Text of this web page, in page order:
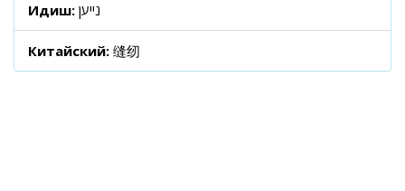
Идиш: נייען
Китайский: 缝纫